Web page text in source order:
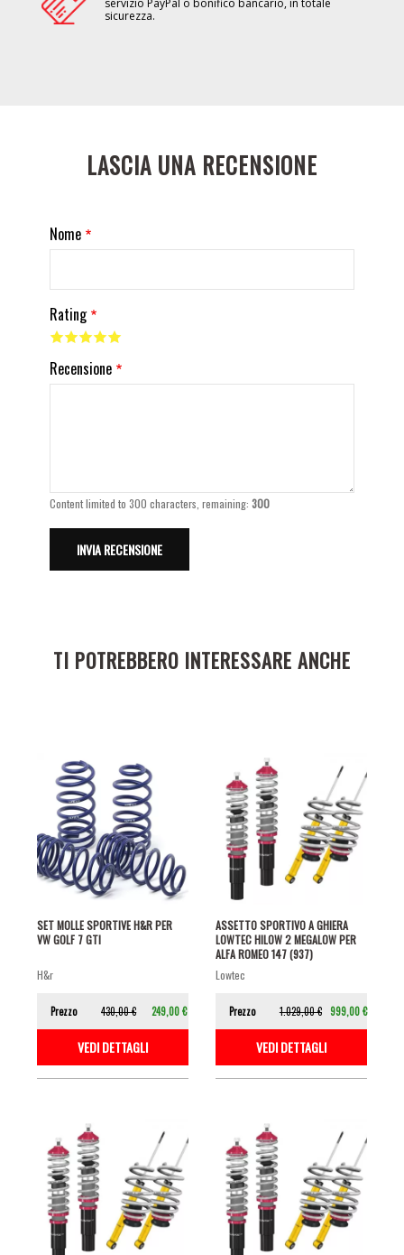
servizio PayPal o bonifico bancario, in totale
sicurezza.
LASCIA UNA RECENSIONE
Nome
Rating
Recensione
Content limited to 300 characters, remaining:300
TI POTREBBERO INTERESSARE ANCHE
SET MOLLE SPORTIVE H&R PER
VW GOLF 7 GTI
h&r
Prezzo 430,00 € 249,00 €
VEDI DETTAGLI
ASSETTO SPORTIVO A GHIERA
LOWTEC HILOW 2 MEGALOW PER
ALFA ROMEO 147 (937)
lowtec
Prezzo 1.029,00 € 999,00 €
VEDI DETTAGLI